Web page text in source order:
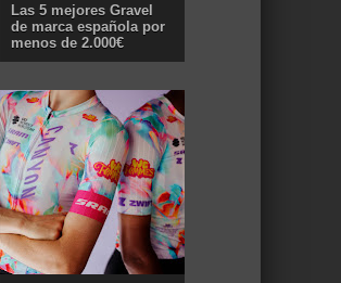
Las 5 mejores Gravel
de marca española por
menos de 2.000€